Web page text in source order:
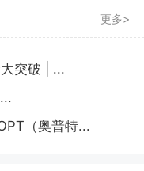
更多>
突破 | ...
（奥普特...